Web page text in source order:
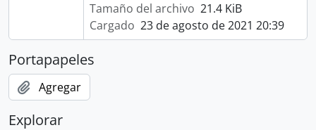
Tamaño del archivo 21.4 KiB
Cargado 23 de agosto de 2021 20:39
Portapapeles
Agregar
Explorar